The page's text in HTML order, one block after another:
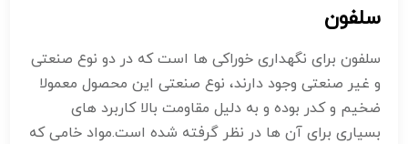
سلفون
سلفون برای نگهداری خوراکی ها است که در دو نوع صنعتی
و غیر صنعتی وجود دارند، نوع صنعتی این محصول معمولا
ضخیم و کدر بوده و به دلیل مقاومت بالا کاربرد های
بسیاری برای آن ها در نظر گرفته شده است.مواد خامی که